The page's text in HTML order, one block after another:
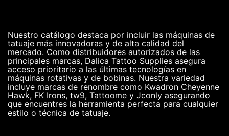
Nuestro catálogo destaca por incluir las máquinas de
tatuaje más innovadoras y de alta calidad del
mercado. Como distribuidores autorizados de las
principales marcas, Dalica Tattoo Supplies asegura
acceso prioritario a las últimas tecnologías en
máquinas rotativas y de bobinas. Nuestra variedad
incluye marcas de renombre como Kwadron Cheyenne
Hawk, FK Irons, tw9, Tattoome y Jconly asegurando
que encuentres la herramienta perfecta para cualquier
estilo o técnica de tatuaje.